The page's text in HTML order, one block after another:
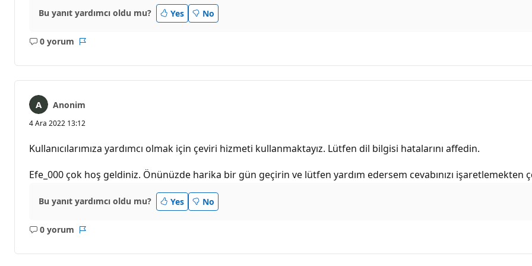
Bu yanıt yardımcı oldu mu? Yes No
0 yorum
Açıklama
Anonim
4 Ara 2022 13:12
Kullanıcılarımıza yardımcı olmak için çeviri hizmeti kullanmaktayız. Lütfen dil bilgisi hatalarını affedin.
Efe_000 çok hoş geldiniz. Önünüzde harika bir gün geçirin ve lütfen yardım edersem cevabınızı işaretlemekten
Bu yanıt yardımcı oldu mu? Yes No
0 yorum
Açıklama